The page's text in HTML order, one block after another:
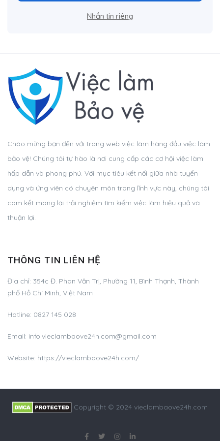
Nhắn tin riêng
Chào mừng bạn đến với trang web việc làm hàng đầu việc làm
bảo vệ! Chúng tôi tự hào là nơi cung cấp các cơ hội việc làm
hấp dẫn và phong phú. Với mục tiêu kết nối giữa nhà tuyển
dụng và ứng viên có chuyên môn trong lĩnh vực này, chúng tôi
cam kết mang lại trải nghiệm tìm kiếm việc làm hiệu quả và
thuận lợi.
THÔNG TIN LIÊN HỆ
Địa chỉ: 354c Đ. Phan Văn Trị, Phường 11, Bình Thạnh, Thành
phố Hồ Chí Minh, Việt Nam
Hotline: 0827 145 028
Email: info.vieclambaove24h.com@gmail.com
Website: https://vieclambaove24h.com/
Copyright © 2024 vieclambaove24h.com